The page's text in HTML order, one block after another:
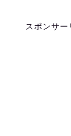
スポンサー